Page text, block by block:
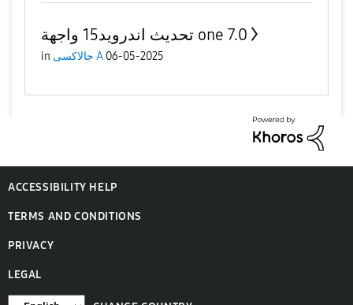
تحديث اندرويد15 واجهة one 7.0
in جالاكسى A 06-05-2025
ACCESSIBILITY HELP
TERMS AND CONDITIONS
PRIVACY
LEGAL